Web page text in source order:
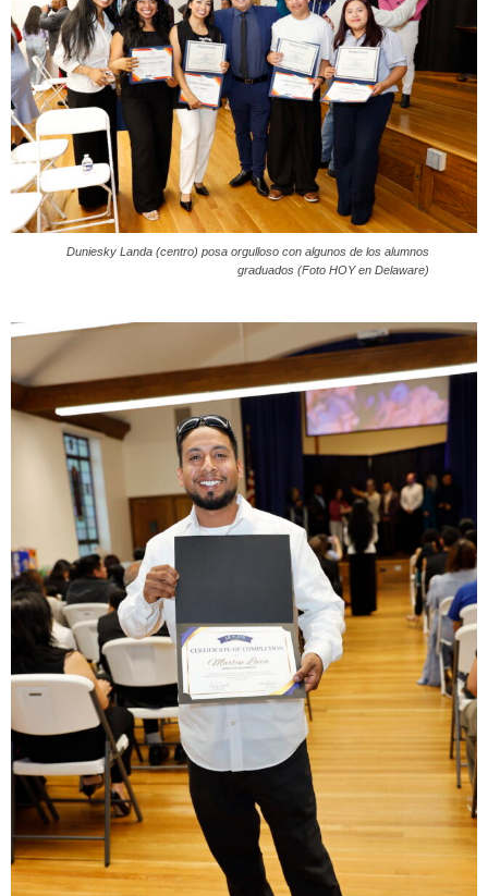
Duniesky Landa (centro) posa orgulloso con algunos de los alumnos
graduados (Foto HOY en Delaware)